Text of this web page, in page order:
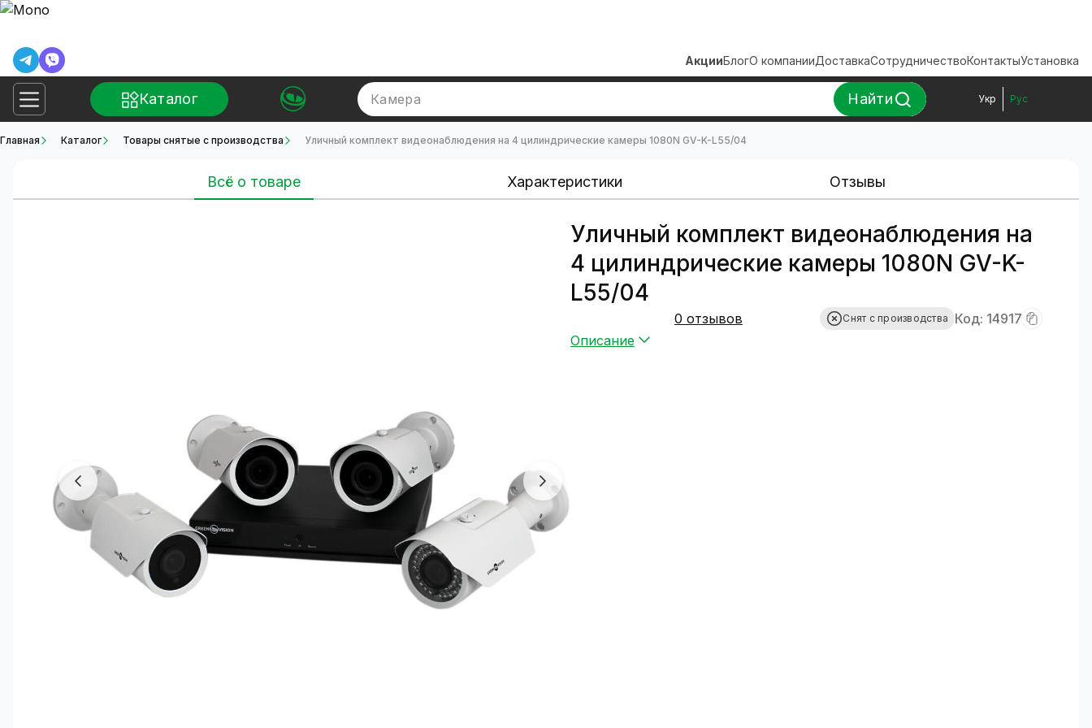
АкцииБлогО компанииДоставкаСотрудничествоКонтактыУстановка
Каталог Камера Найти Укр Рус
Главная Каталог Товары снятые с производства Уличный комплект видеонаблюдения на 4 цилиндрические камеры 1080N GV-K-L55/04
Всё о товаре Характеристики Отзывы
Уличный комплект видеонаблюдения на
4 цилиндрические камеры 1080N GV-K-
L55/04
0 отзывов Снят с производства
Код: 14917
Описание